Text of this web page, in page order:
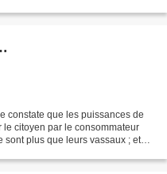
constate que les puissances de
le citoyen par le consommateur
sont plus que leurs vassaux ; et